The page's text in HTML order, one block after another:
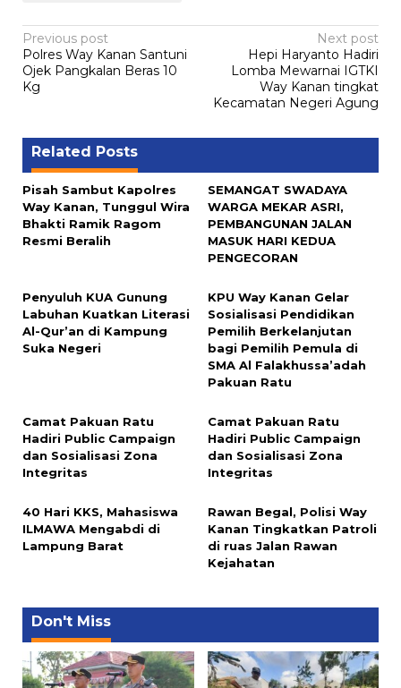
Post
navigation
Previous post
Polres Way Kanan Santuni
Ojek Pangkalan Beras 10
Kg
Next post
Hepi Haryanto Hadiri
Lomba Mewarnai IGTKI
Way Kanan tingkat
Kecamatan Negeri Agung
Related Posts
Pisah Sambut Kapolres
Way Kanan, Tunggul Wira
Bhakti Ramik Ragom
Resmi Beralih
SEMANGAT SWADAYA
WARGA MEKAR ASRI,
PEMBANGUNAN JALAN
MASUK HARI KEDUA
PENGECORAN
Penyuluh KUA Gunung
Labuhan Kuatkan Literasi
Al-Qur’an di Kampung
Suka Negeri
KPU Way Kanan Gelar
Sosialisasi Pendidikan
Pemilih Berkelanjutan
bagi Pemilih Pemula di
SMA Al Falakhussa’adah
Pakuan Ratu
Camat Pakuan Ratu
Hadiri Public Campaign
dan Sosialisasi Zona
Integritas
Camat Pakuan Ratu
Hadiri Public Campaign
dan Sosialisasi Zona
Integritas
40 Hari KKS, Mahasiswa
ILMAWA Mengabdi di
Lampung Barat
Rawan Begal, Polisi Way
Kanan Tingkatkan Patroli
di ruas Jalan Rawan
Kejahatan
Don't Miss